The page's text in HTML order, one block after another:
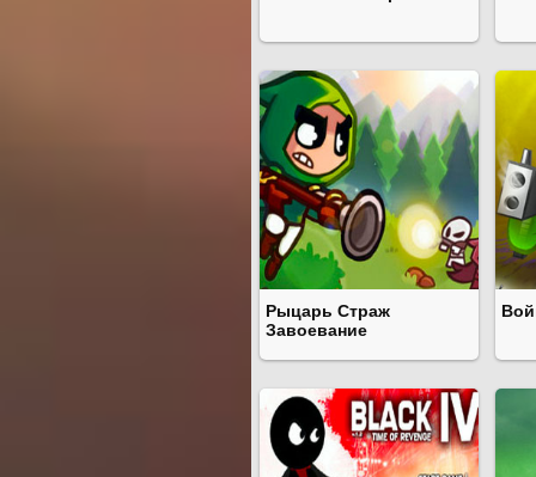
Рыцарь Страж
Завоевание